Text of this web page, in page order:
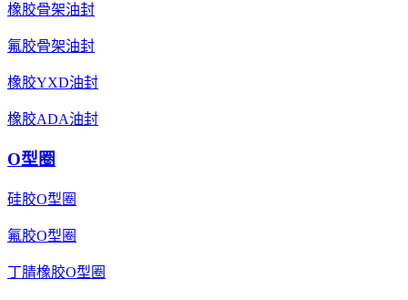
橡胶骨架油封
氟胶骨架油封
橡胶YXD油封
橡胶ADA油封
O型圈
硅胶O型圈
氟胶O型圈
丁腈橡胶O型圈